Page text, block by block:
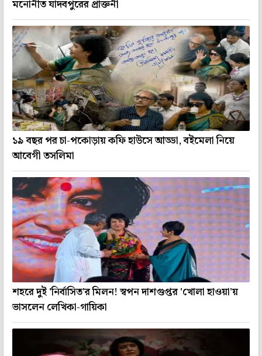
মনোনীত যাদবপুরের প্রাক্তনী
১৯ বছর পর চা-পকোড়ায় কফি হাউসে আড্ডা, বইমেলা নিয়ে
আবেগী তসলিমা
শহরে দুই 'নির্বাসিত'র মিলন! স্বপন দাশগুপ্তর 'খোলা হাওয়া'য়
ভাসলেন লেখিকা-গায়িকা